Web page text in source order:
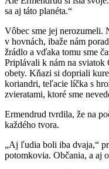
sa aj táto planéta.“
Vôbec sme jej nerozumeli.
v hovnách, ibaže nám
žrádlo a vďaka tomu sme
Priplávali k nám na
obety. Kňazi si dopriali
koriandri, teľacie líčka s
zvieratami, ktoré sme
Ermendrud tvrdila, že na
každého tvora.
„Aj ľudia boli iba dvaja,“
potomkovia. Občania, a aj